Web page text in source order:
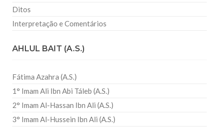
Ditos
Interpretação e Comentários
AHLUL BAIT (A.S.)
Fátima Azahra (A.S.)
1° Imam Ali Ibn Abi Táleb (A.S.)
2° Imam Al-Hassan Ibn Ali (A.S.)
3° Imam Al-Hussein Ibn Ali (A.S.)